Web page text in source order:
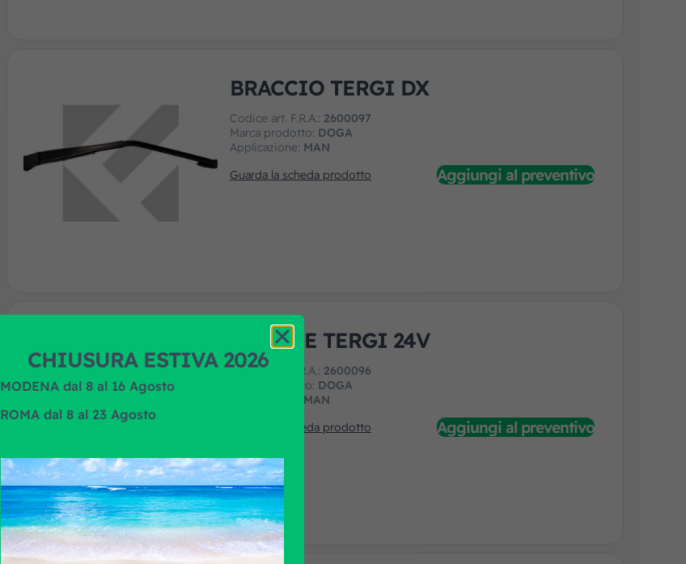
BRACCIO TERGI DX
Codice art. F.R.A.: 2600097
Marca prodotto: DOGA
Applicazione: MAN
Guarda la scheda prodotto
Aggiungi al preventivo
MOTORE TERGI 24V
Codice art. F.R.A.: 2600096
Marca prodotto: DOGA
MAN
Guarda la scheda prodotto
Aggiungi al preventivo
CHIUSURA ESTIVA 2026
MODENA dal 8 al 16 Agosto
ROMA dal 8 al 23 Agosto